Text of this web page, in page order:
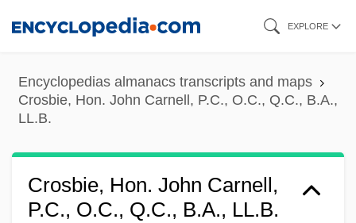
content
EXPLORE
Encyclopedias almanacs transcripts and maps
Crosbie, Hon. John Carnell, P.C., O.C., Q.C., B.A.,
LL.B.
Crosbie, Hon. John Carnell,
P.C., O.C., Q.C., B.A., LL.B.